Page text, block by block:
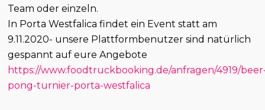
Team oder einzeln.
In Porta Westfalica findet ein Event statt am
9.11.2020- unsere Plattformbenutzer sind natürlich
gespannt auf eure Angebote
https://www.foodtruckbooking.de/anfragen/4919/
pong-turnier-porta-westfalica